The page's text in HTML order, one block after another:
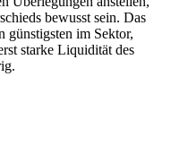
bewusst sein. Das
günstigsten im Sektor,
starke Liquidität des